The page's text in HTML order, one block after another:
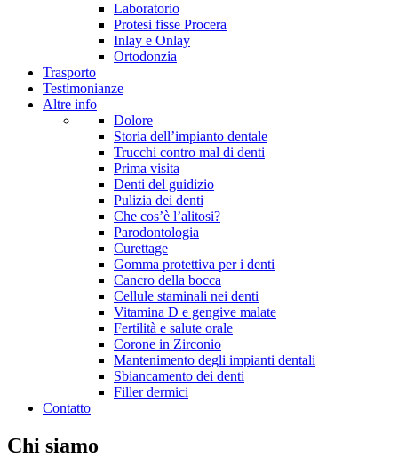
Laboratorio
Protesi fisse Procera
Inlay e Onlay
Ortodonzia
Trasporto
Testimonianze
Altre info
Dolore
Storia dell’impianto dentale
Trucchi contro mal di denti
Prima visita
Denti del guidizio
Pulizia dei denti
Che cos’è l’alitosi?
Parodontologia
Curettage
Gomma protettiva per i denti
Cancro della bocca
Cellule staminali nei denti
Vitamina D e gengive malate
Fertilità e salute orale
Corone in Zirconio
Mantenimento degli impianti dentali
Sbiancamento dei denti
Filler dermici
Contatto
Chi siamo